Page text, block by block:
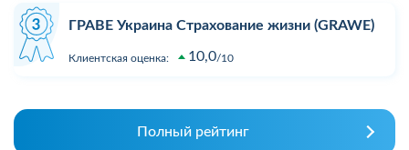
ГРАВЕ Украина Страхование жизни (GRAWE)
Клиентская оценка: 10,0 10
Полный рейтинг